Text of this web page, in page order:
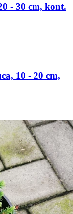
- 30 cm, kont.
10 - 20 cm,